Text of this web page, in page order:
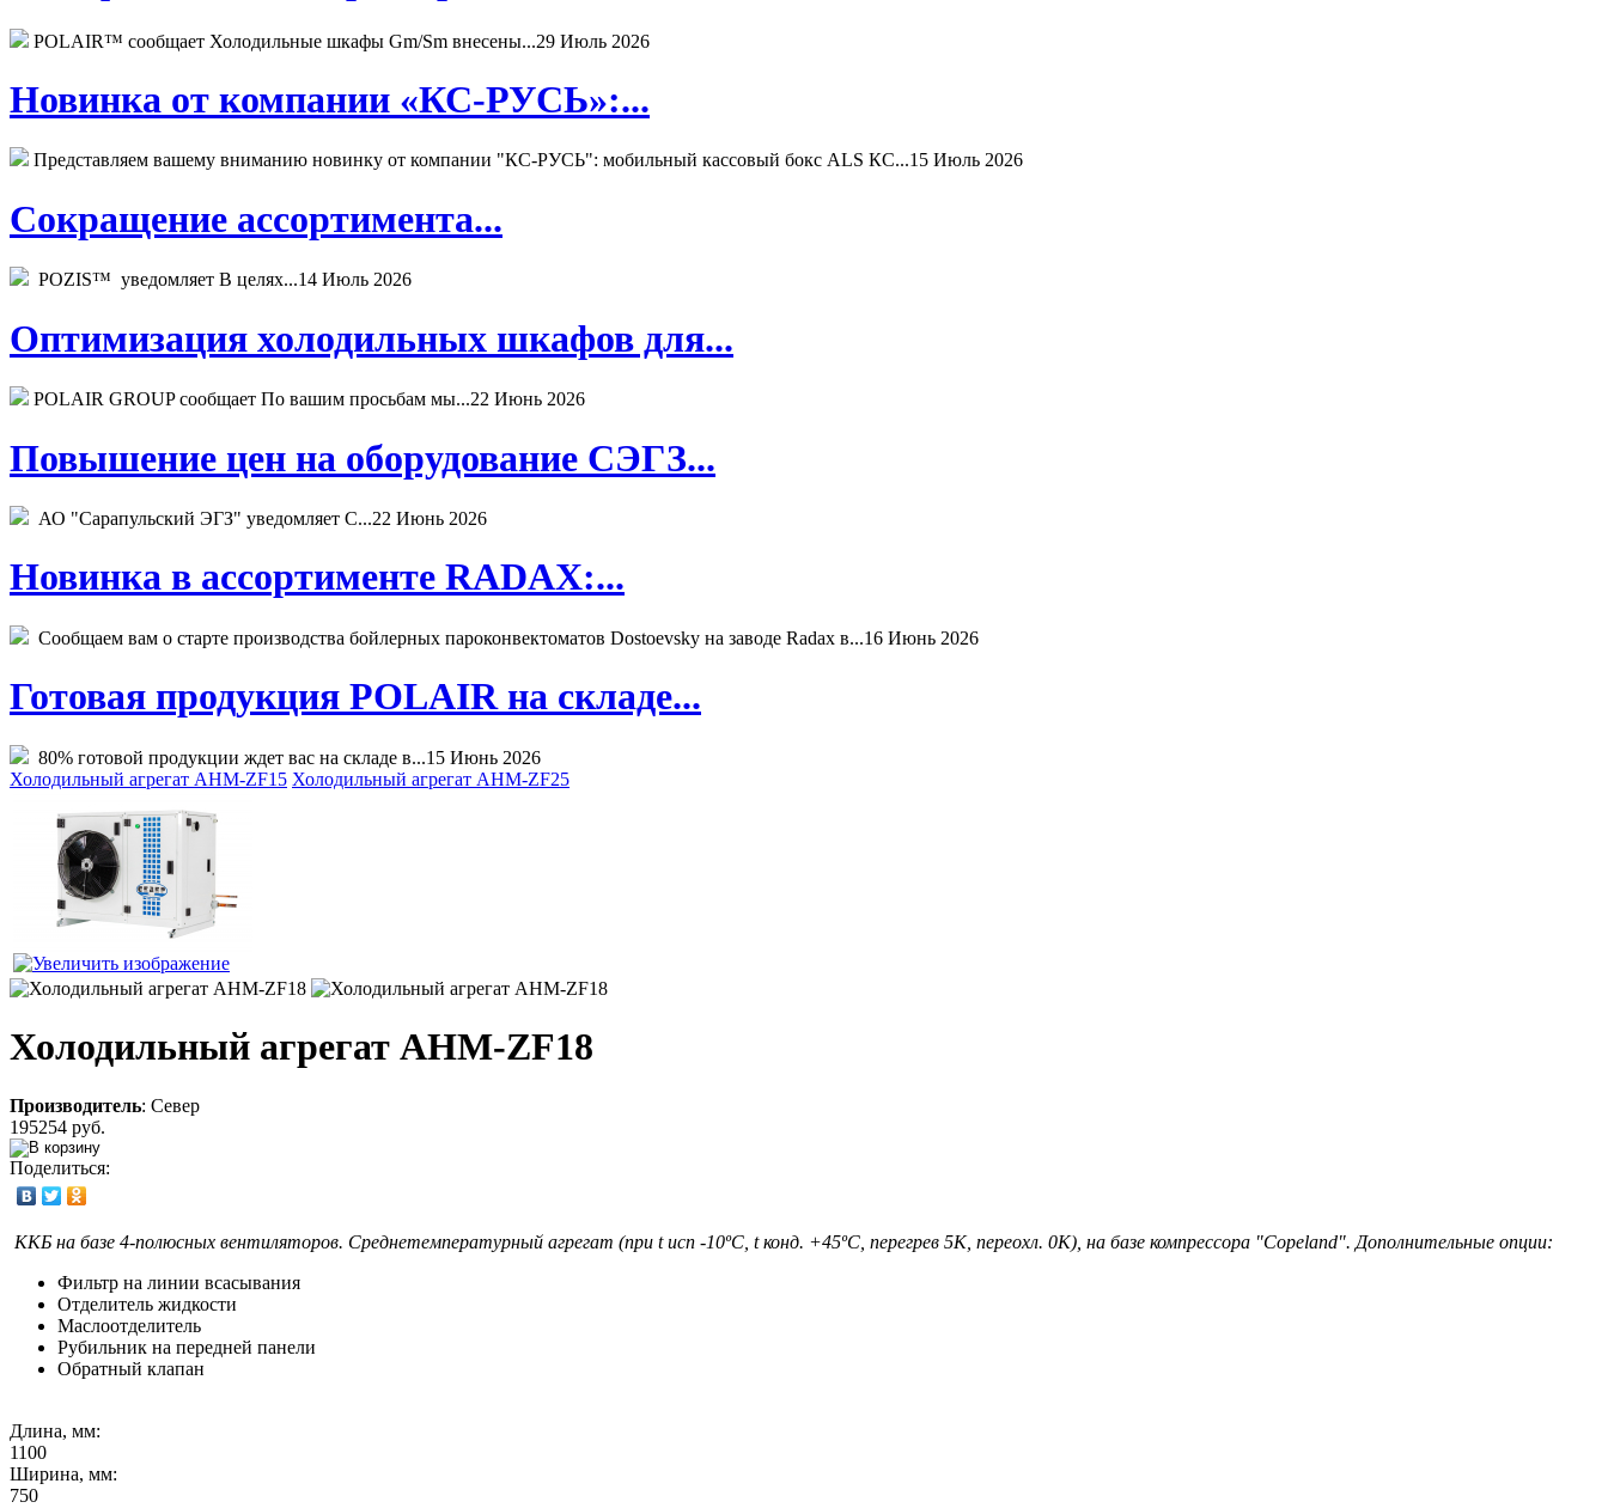
POLAIR™ сообщает Холодильные шкафы Gm/Sm внесены...29 Июль 2026
Новинка от компании «КС-РУСЬ»:...
Представляем вашему вниманию новинку от компании "КС-РУСЬ": мобильный кассовый бокс ALS КС...15 Июль 2026
Сокращение ассортимента...
POZIS™ уведомляет В целях...14 Июль 2026
Оптимизация холодильных шкафов для...
POLAIR GROUP сообщает По вашим просьбам мы...22 Июнь 2026
Повышение цен на оборудование СЭГЗ...
АО "Сарапульский ЭГЗ" уведомляет С...22 Июнь 2026
Новинка в ассортименте RADAX:...
Сообщаем вам о старте производства бойлерных пароконвектоматов Dostoevsky на заводе Radax в...16 Июнь 2026
Готовая продукция POLAIR на складе...
80% готовой продукции ждет вас на складе в...15 Июнь 2026
Холодильный агрегат AHM-ZF15 Холодильный агрегат AHM-ZF25
Холодильный агрегат AHM-ZF18
Производитель: Север
195254 руб.
Поделиться:
ККБ на базе 4-полюсных вентиляторов. Среднетемпературный агрегат (при t исп -10ºС, t конд. +45ºС, перегрев 5К, переохл. 0К), на базе компрессора "Copeland". Дополнительные опции:
Фильтр на линии всасывания
Отделитель жидкости
Маслоотделитель
Рубильник на передней панели
Обратный клапан
Длина, мм:
1100
Ширина, мм:
750